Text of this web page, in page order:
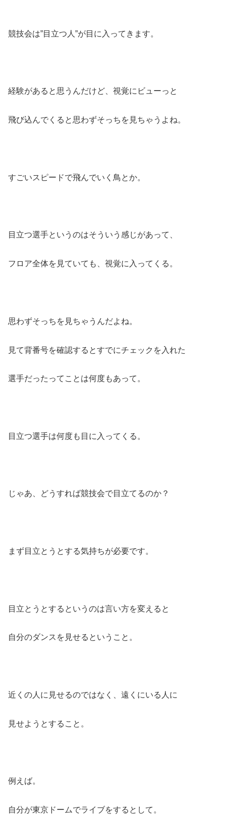
競技会は”目立つ人”が目に入ってきます。
経験があると思うんだけど、視覚にビューっと
飛び込んでくると思わずそっちを見ちゃうよね。
すごいスピードで飛んでいく鳥とか。
目立つ選手というのはそういう感じがあって、
フロア全体を見ていても、視覚に入ってくる。
思わずそっちを見ちゃうんだよね。
見て背番号を確認するとすでにチェックを入れた
選手だったってことは何度もあって。
目立つ選手は何度も目に入ってくる。
じゃあ、どうすれば競技会で目立てるのか？
まず目立とうとする気持ちが必要です。
目立とうとするというのは言い方を変えると
自分のダンスを見せるということ。
近くの人に見せるのではなく、遠くにいる人に
見せようとすること。
例えば。
自分が東京ドームでライブをするとして。